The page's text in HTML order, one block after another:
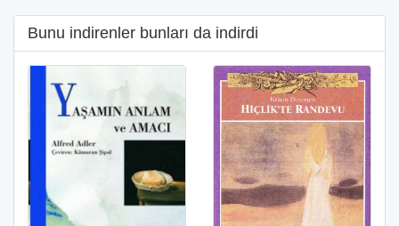
Bunu indirenler bunları da indirdi